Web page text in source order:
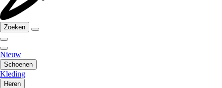
Zoeken
Nieuw
Schoenen
Kleding
Heren